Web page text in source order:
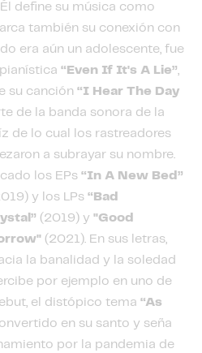
define su música como
también su conexión con
era aún un adolescente, fue
“Even If It's A Lie”,
su canción “I Hear The Day
de la banda sonora de la
de lo cual los rastreadores
a subrayar su nombre.
los EPs “In A New Bed”
y los LPs “Bad
(2019) y "Good
(2021). En sus letras,
la banalidad y la soledad
por ejemplo en uno de
el distópico tema “As
en su santo y seña
por la pandemia de